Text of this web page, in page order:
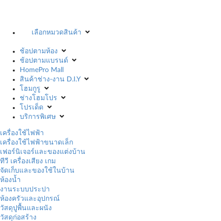
เลือกหมวดสินค้า
ช้อปตามห้อง
ช้อปตามแบรนด์
HomePro Mall
สินค้าช่าง-งาน D.I.Y
โฮมกูรู
ช่างโฮมโปร
โปรเด็ด
บริการพิเศษ
เครื่องใช้ไฟฟ้า
เครื่องใช้ไฟฟ้าขนาดเล็ก
เฟอร์นิเจอร์และของแต่งบ้าน
ทีวี เครื่องเสียง เกม
จัดเก็บและของใช้ในบ้าน
ห้องน้ำ
งานระบบประปา
ห้องครัวและอุปกรณ์
วัสดุปูพื้นและผนัง
วัสดุก่อสร้าง